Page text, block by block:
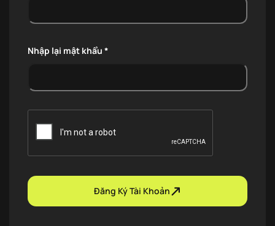
Nhập lại mật khẩu *
Đăng Ký Tài Khoản